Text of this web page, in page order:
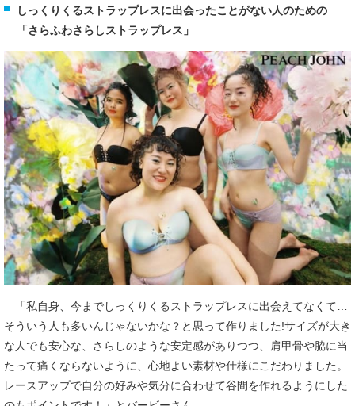
しっくりくるストラップレスに出会ったことがない人のための
「さらふわさらしストラップレス」
「私自身、今までしっくりくるストラップレスに出会えてなくて…
そういう人も多いんじゃないかな？と思って作りました!サイズが大き
な人でも安心な、さらしのような安定感がありつつ、肩甲骨や脇に当
たって痛くならないように、心地よい素材や仕様にこだわりました。
レースアップで自分の好みや気分に合わせて谷間を作れるようにした